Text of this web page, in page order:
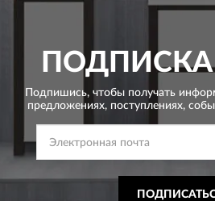
ПОДПИСКА
Подпишись, чтобы получать
предложениях, поступлениях,